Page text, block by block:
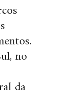
no
da